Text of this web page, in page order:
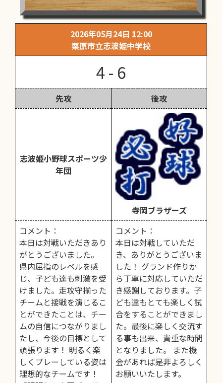
2026年05月24日 12:00
栗原市立志波姫中学校
4 - 6
先攻 後攻
志波姫小野球スポーツ少
年団
寺岡ブラザーズ
コメント：
本日は対戦いただきあり
がとうございました。
県内屈指のレベルを感
じ、子ども達も刺激を受
けました。走攻守揃った
チームと接戦を演じるこ
とができたことは、チー
ムの自信につながりまし
たし、今後の目標として
頑張ります！ 明るく楽
しくプレーしている姿は
理想的なチームです！
コメント：
本日は対戦していただ
き、ありがとうございま
した！ グランド作りか
ら丁寧に対応していただ
き感謝しております。子
ども達もとても楽しく試
合をすることができまし
た。最後に楽しく交流す
る事も出来、貴重な時間
となりました。 また機
会があれば是非よろしく
お願いいたします。